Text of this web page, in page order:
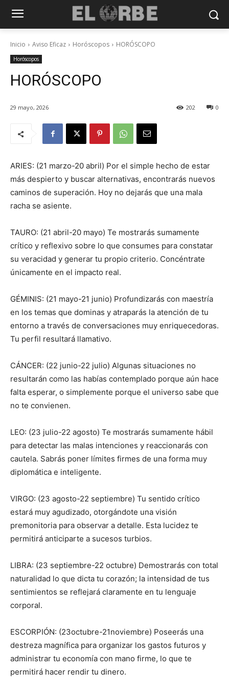
Inicio Aviso Eficaz Horóscopos HORÓSCOPO
Horóscopos
HORÓSCOPO
29 mayo, 2026 0
202
ARIES: (21 marzo-20 abril) Por el simple hecho de estar
más despierto y buscar alternativas, encontrarás nuevos
caminos de superación. Hoy no dejarás que una mala
racha se asiente.
TAURO: (21 abril-20 mayo) Te mostrarás sumamente
crítico y reflexivo sobre lo que consumes para constatar
su veracidad y generar tu propio criterio. Concéntrate
únicamente en el impacto real.
GÉMINIS: (21 mayo-21 junio) Profundizarás con maestría
en los temas que dominas y atraparás la atención de tu
entorno a través de conversaciones muy enriquecedoras.
Tu perfil resultará llamativo.
CÁNCER: (22 junio-22 julio) Algunas situaciones no
resultarán como las habías contemplado porque aún hace
falta esperar, o simplemente porque el universo sabe que
no te convienen.
LEO: (23 julio-22 agosto) Te mostrarás sumamente hábil
para detectar las malas intenciones y reaccionarás con
cautela. Sabrás poner límites firmes de una forma muy
diplomática e inteligente.
VIRGO: (23 agosto-22 septiembre) Tu sentido crítico
estará muy agudizado, otorgándote una visión
premonitoria para observar a detalle. Esta lucidez te
permitirá anticiparte a sucesos turbios.
LIBRA: (23 septiembre-22 octubre) Demostrarás con total
naturalidad lo que dicta tu corazón; la intensidad de tus
sentimientos se reflejará claramente en tu lenguaje
corporal.
ESCORPIÓN: (23octubre-21noviembre) Poseerás una
destreza magnífica para organizar los gastos futuros y
administrar tu economía con mano firme, lo que te
permitirá hacer rendir tu dinero.